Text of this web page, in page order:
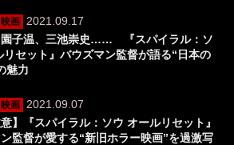
映画
2021.09.17
園子温、三池崇史…… 『スパイラル：ソ
リセット』バウズマン監督が語る“日本の
魅力
映画
2021.09.07
意】『スパイラル：ソウ オールリセット』
監督が愛する“新旧ホラー映画”を過激写